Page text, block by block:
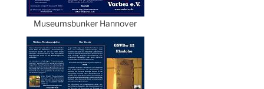
Museumsbunker Hannover